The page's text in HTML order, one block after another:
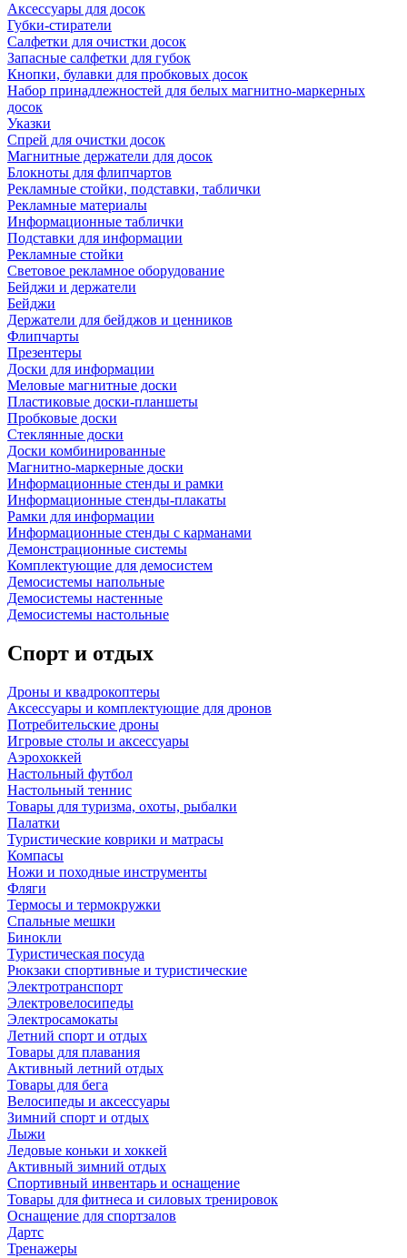
Аксессуары для досок
Губки-стиратели
Салфетки для очистки досок
Запасные салфетки для губок
Кнопки, булавки для пробковых досок
Набор принадлежностей для белых магнитно-маркерных
досок
Указки
Спрей для очистки досок
Магнитные держатели для досок
Блокноты для флипчартов
Рекламные стойки, подставки, таблички
Рекламные материалы
Информационные таблички
Подставки для информации
Рекламные стойки
Световое рекламное оборудование
Бейджи и держатели
Бейджи
Держатели для бейджов и ценников
Флипчарты
Презентеры
Доски для информации
Меловые магнитные доски
Пластиковые доски-планшеты
Пробковые доски
Стеклянные доски
Доски комбинированные
Магнитно-маркерные доски
Информационные стенды и рамки
Информационные стенды-плакаты
Рамки для информации
Информационные стенды с карманами
Демонстрационные системы
Комплектующие для демосистем
Демосистемы напольные
Демосистемы настенные
Демосистемы настольные
Спорт и отдых
Дроны и квадрокоптеры
Аксессуары и комплектующие для дронов
Потребительские дроны
Игровые столы и аксессуары
Аэрохоккей
Настольный футбол
Настольный теннис
Товары для туризма, охоты, рыбалки
Палатки
Туристические коврики и матрасы
Компасы
Ножи и походные инструменты
Фляги
Термосы и термокружки
Спальные мешки
Бинокли
Туристическая посуда
Рюкзаки спортивные и туристические
Электротранспорт
Электровелосипеды
Электросамокаты
Летний спорт и отдых
Товары для плавания
Активный летний отдых
Товары для бега
Велосипеды и аксессуары
Зимний спорт и отдых
Лыжи
Ледовые коньки и хоккей
Активный зимний отдых
Спортивный инвентарь и оснащение
Товары для фитнеса и силовых тренировок
Оснащение для спортзалов
Дартс
Тренажеры